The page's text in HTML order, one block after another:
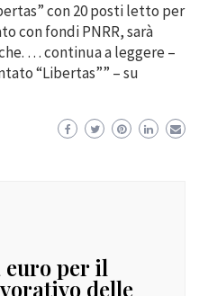
con 20 posti letto per
con fondi PNRR, sarà
… continua a leggere –
“Libertas”” – su
euro per il
delle